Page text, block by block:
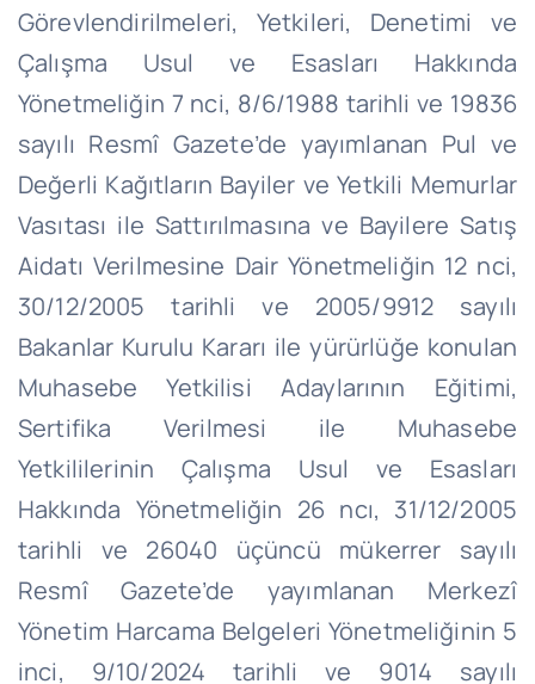
Görevlendirilmeleri, Yetkileri, Denetimi ve
Çalışma Usul ve Esasları Hakkında
Yönetmeliğin 7 nci, 8/6/1988 tarihli ve 19836
sayılı Resmî Gazete’de yayımlanan Pul ve
Değerli Kağıtların Bayiler ve Yetkili Memurlar
Vasıtası ile Sattırılmasına ve Bayilere Satış
Aidatı Verilmesine Dair Yönetmeliğin 12 nci,
30/12/2005 tarihli ve 2005/9912 sayılı
Bakanlar Kurulu Kararı ile yürürlüğe konulan
Muhasebe Yetkilisi Adaylarının Eğitimi,
Sertifika Verilmesi ile Muhasebe
Yetkililerinin Çalışma Usul ve Esasları
Hakkında Yönetmeliğin 26 ncı, 31/12/2005
tarihli ve 26040 üçüncü mükerrer sayılı
Resmî Gazete’de yayımlanan Merkezî
Yönetim Harcama Belgeleri Yönetmeliğinin 5
inci, 9/10/2024 tarihli ve 9014 sayılı